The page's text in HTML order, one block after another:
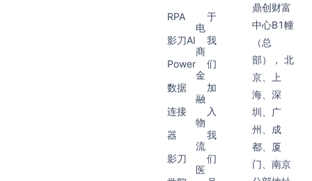
RPA
影刀AI
Power
数据
连接
器
影刀
电
商
金
融
物
流
医
于
我
们
加
入
我
们
鼎创财富
中心B1幢
（总
部）， 北
京、上
海、深
圳、广
州、成
都、厦
门、南京